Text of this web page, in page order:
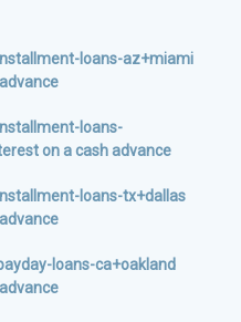
loans-az+miami
loans-
on a cash advance
loans-tx+dallas
loans-ca+oakland